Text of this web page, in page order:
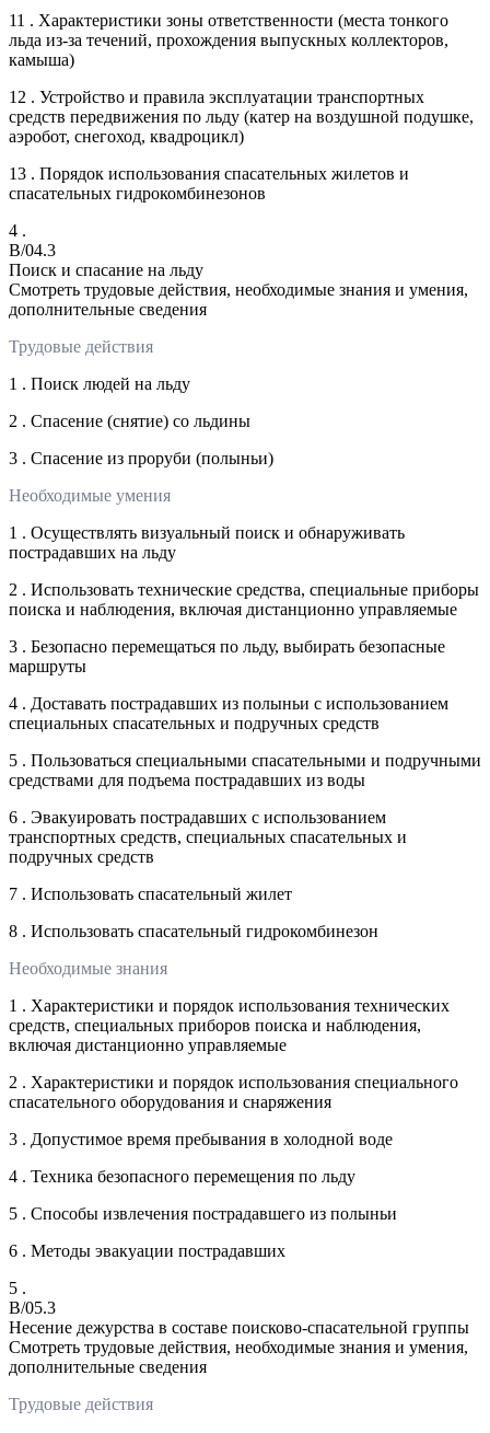
11 . Характеристики зоны ответственности (места тонкого
льда из-за течений, прохождения выпускных коллекторов,
камыша)
12 . Устройство и правила эксплуатации транспортных
средств передвижения по льду (катер на воздушной подушке,
аэробот, снегоход, квадроцикл)
13 . Порядок использования спасательных жилетов и
спасательных гидрокомбинезонов
4 .
B/04.3
Поиск и спасание на льду
Смотреть трудовые действия, необходимые знания и умения,
дополнительные сведения
Трудовые действия
1 . Поиск людей на льду
2 . Спасение (снятие) со льдины
3 . Спасение из проруби (полыньи)
Необходимые умения
1 . Осуществлять визуальный поиск и обнаруживать
пострадавших на льду
2 . Использовать технические средства, специальные приборы
поиска и наблюдения, включая дистанционно управляемые
3 . Безопасно перемещаться по льду, выбирать безопасные
маршруты
4 . Доставать пострадавших из полыньи с использованием
специальных спасательных и подручных средств
5 . Пользоваться специальными спасательными и подручными
средствами для подъема пострадавших из воды
6 . Эвакуировать пострадавших с использованием
транспортных средств, специальных спасательных и
подручных средств
7 . Использовать спасательный жилет
8 . Использовать спасательный гидрокомбинезон
Необходимые знания
1 . Характеристики и порядок использования технических
средств, специальных приборов поиска и наблюдения,
включая дистанционно управляемые
2 . Характеристики и порядок использования специального
спасательного оборудования и снаряжения
3 . Допустимое время пребывания в холодной воде
4 . Техника безопасного перемещения по льду
5 . Способы извлечения пострадавшего из полыньи
6 . Методы эвакуации пострадавших
5 .
B/05.3
Несение дежурства в составе поисково-спасательной группы
Смотреть трудовые действия, необходимые знания и умения,
дополнительные сведения
Трудовые действия